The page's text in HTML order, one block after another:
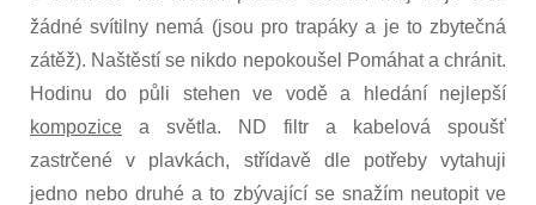
žádné svítilny nemá (jsou pro trapáky a je to zbytečná
zátěž). Naštěstí se nikdo nepokoušel Pomáhat a chránit.
Hodinu do půli stehen ve vodě a hledání nejlepší
kompozice a světla. ND filtr a kabelová spoušť
zastrčené v plavkách, střídavě dle potřeby vytahuji
jedno nebo druhé a to zbývající se snažím neutopit ve